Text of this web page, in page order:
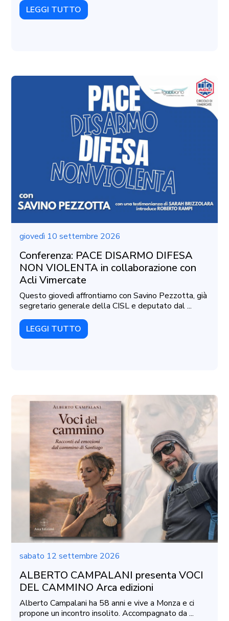
LEGGI TUTTO
giovedì 10 settembre 2026
Conferenza: PACE DISARMO DIFESA
NON VIOLENTA in collaborazione con
Acli Vimercate
Questo giovedì affrontiamo con Savino Pezzotta, già
segretario generale della CISL e deputato dal ...
LEGGI TUTTO
sabato 12 settembre 2026
ALBERTO CAMPALANI presenta VOCI
DEL CAMMINO Arca edizioni
Alberto Campalani ha 58 anni e vive a Monza e ci
propone un incontro insolito. Accompagnato da ...